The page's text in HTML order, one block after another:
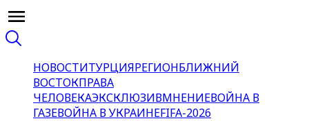
НОВОСТИТУРЦИЯРЕГИОНБЛИЖНИЙ
ВОСТОКПРАВА
ЧЕЛОВЕКАЭКСКЛЮЗИВМНЕНИЕВОЙНА В
ГАЗЕВОЙНА В УКРАИНЕFIFA-2026